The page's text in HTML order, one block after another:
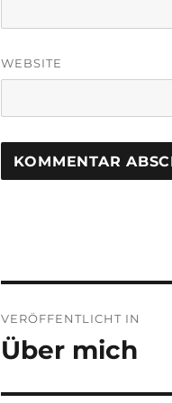
WEBSITE
VERÖFFENTLICHT IN
Über mich